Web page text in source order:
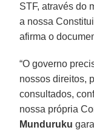
STF, através do
a nossa
afirma o
“O governo
nossos direitos,
consultados,
nossa própria
Munduruku